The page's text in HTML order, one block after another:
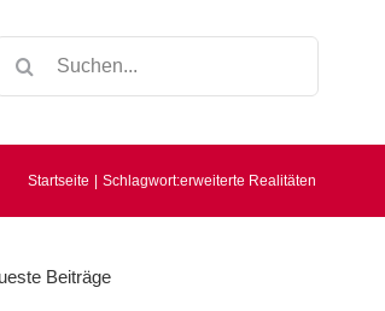
nach:
Startseite Schlagwort:erweiterte Realitäten
Beiträge